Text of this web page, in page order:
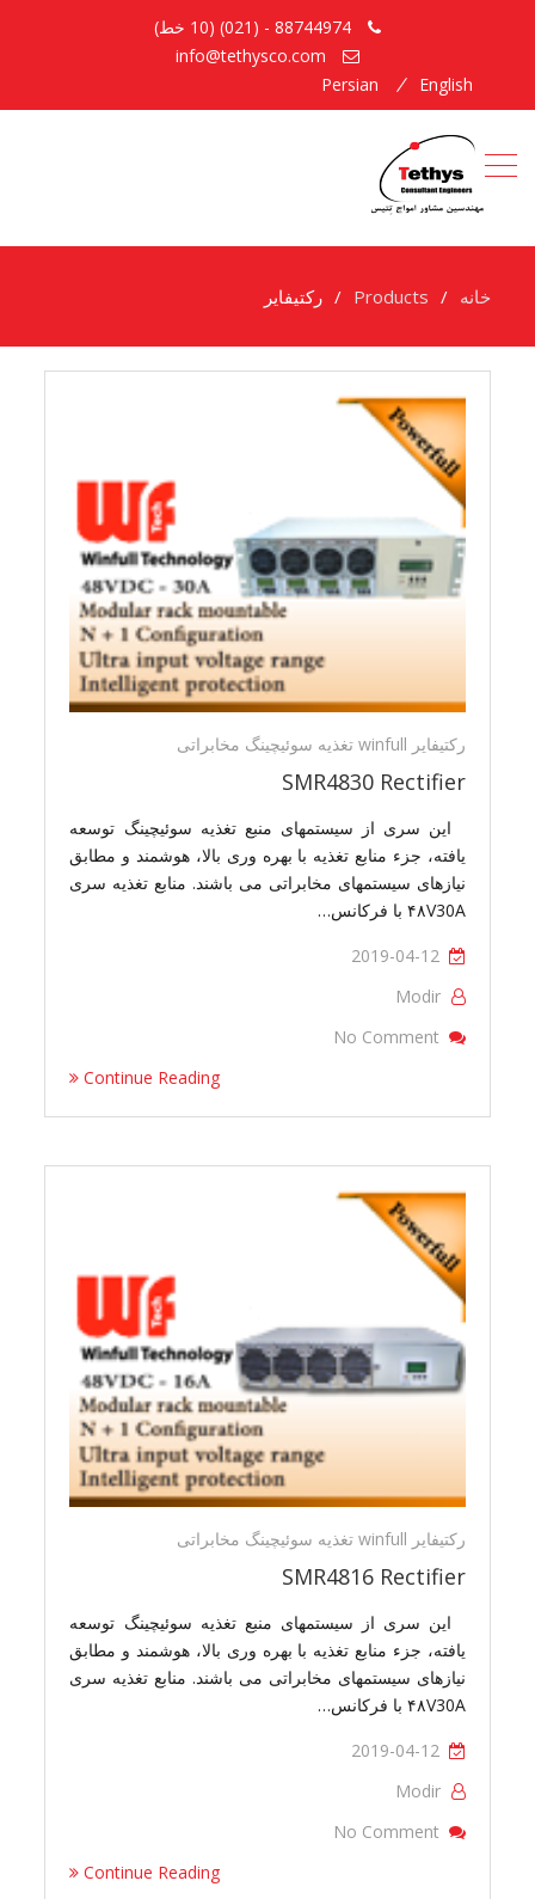
English
Persian
خانه Products رکتیفایر
رکتیفایر
رکتیفایر winfull تغذیه سوئیچینگ مخابراتی
SMR4830 Rectifier
این سری از سیستمهای منبع تغذیه سوئیچینگ توسعه
یافته، جزء منابع تغذیه با بهره وری بالا، هوشمند و مطابق
نیازهای سیستمهای مخابراتی می باشند. منابع تغذیه سری
۴۸V30A با فرکانس…
2019-04-12
Modir
No Comment
Continue Reading
رکتیفایر winfull تغذیه سوئیچینگ مخابراتی
SMR4816 Rectifier
این سری از سیستمهای منبع تغذیه سوئیچینگ توسعه
یافته، جزء منابع تغذیه با بهره وری بالا، هوشمند و مطابق
نیازهای سیستمهای مخابراتی می باشند. منابع تغذیه سری
۴۸V30A با فرکانس…
2019-04-12
Modir
No Comment
Continue Reading